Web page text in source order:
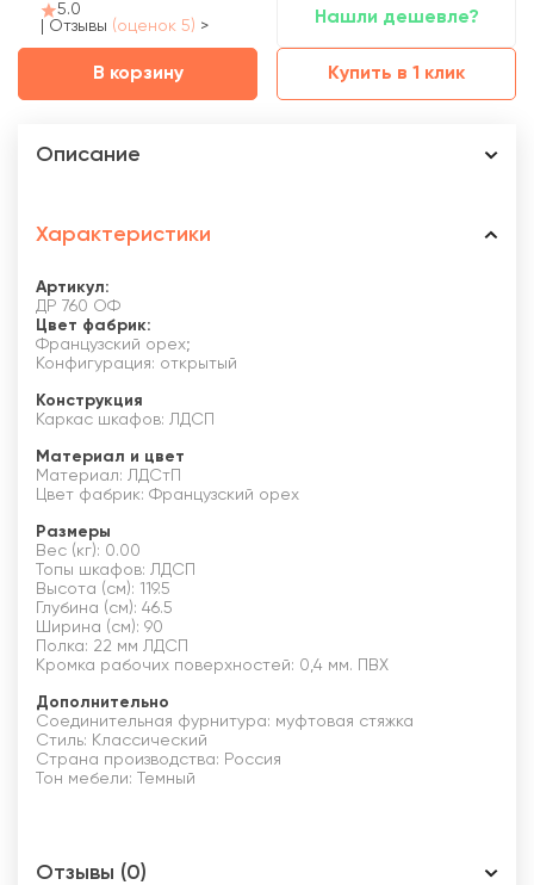
5.0
Отзывы (оценок 5) > Нашли дешевле?
В корзину Купить в 1 клик
Описание
Характеристики
Артикул:
ДР 760 ОФ
Цвет фабрик:
Французский орех;
Конфигурация: открытый
Конструкция
Каркас шкафов: ЛДСП
Материал и цвет
Материал: ЛДСтП
Цвет фабрик: Французский орех
Размеры
Вес (кг): 0.00
Топы шкафов: ЛДСП
Высота (см): 119.5
Глубина (см): 46.5
Ширина (см): 90
Полка: 22 мм ЛДСП
Кромка рабочих поверхностей: 0,4 мм. ПВХ
Дополнительно
Соединительная фурнитура: муфтовая стяжка
Стиль: Классический
Страна производства: Россия
Тон мебели: Темный
Отзывы (0)